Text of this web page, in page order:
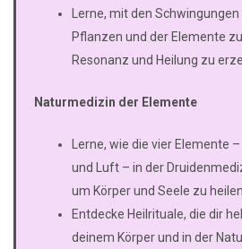
Lerne, mit den
Pflanzen und der Elemente
Resonanz und Heilung zu
Naturmedizin der Elemente
Lerne, wie die vier Elemente
und Luft – in der
um Körper und Seele zu heilen.
Entdecke Heilrituale, die dir
deinem Körper und in der